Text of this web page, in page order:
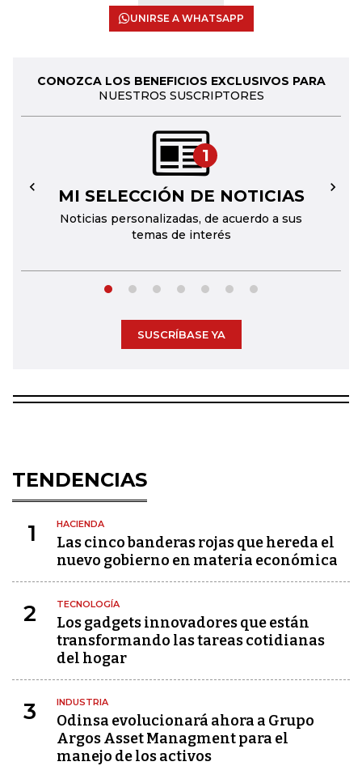
UNIRSE A WHATSAPP
CONOZCA LOS BENEFICIOS EXCLUSIVOS PARA
NUESTROS SUSCRIPTORES
1
MI SELECCIÓN DE NOTICIAS
Noticias personalizadas, de acuerdo a sus
temas de interés
← →
SUSCRÍBASE YA
TENDENCIAS
1 HACIENDA
Las cinco banderas rojas que hereda el
nuevo gobierno en materia económica
2 TECNOLOGÍA
Los gadgets innovadores que están
transformando las tareas cotidianas
del hogar
3 INDUSTRIA
Odinsa evolucionará ahora a Grupo
Argos Asset Managment para el
manejo de los activos